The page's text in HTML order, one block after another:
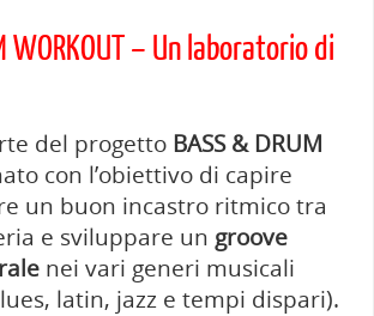
WORKOUT – Un laboratorio di
del progetto BASS & DRUM
con l’obiettivo di capire
un buon incastro ritmico tra
e sviluppare un groove
nei vari generi musicali
latin, jazz e tempi dispari).